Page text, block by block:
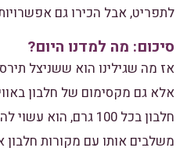
לתפריט, אבל הכירו גם
סיכום: מה למדנו היום?
אז מה שגילינו הוא ששניצל
חלבון בכל 100 גרם,
משלבים אותו עם מקורות